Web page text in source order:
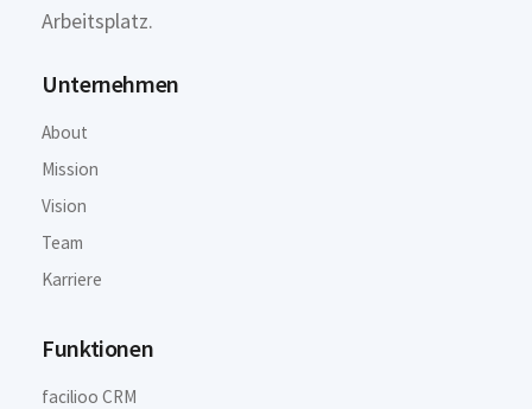
Arbeitsplatz.
Unternehmen
About
Mission
Vision
Team
Karriere
Funktionen
facilioo CRM